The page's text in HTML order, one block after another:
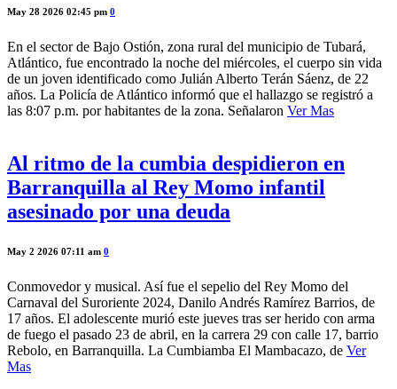
May 28 2026 02:45 pm 0
En el sector de Bajo Ostión, zona rural del municipio de Tubará,
Atlántico, fue encontrado la noche del miércoles, el cuerpo sin vida
de un joven identificado como Julián Alberto Terán Sáenz, de 22
años. La Policía de Atlántico informó que el hallazgo se registró a
las 8:07 p.m. por habitantes de la zona. Señalaron Ver Mas
Al ritmo de la cumbia despidieron en
Barranquilla al Rey Momo infantil
asesinado por una deuda
May 2 2026 07:11 am 0
Conmovedor y musical. Así fue el sepelio del Rey Momo del
Carnaval del Suroriente 2024, Danilo Andrés Ramírez Barrios, de
17 años. El adolescente murió este jueves tras ser herido con arma
de fuego el pasado 23 de abril, en la carrera 29 con calle 17, barrio
Rebolo, en Barranquilla. La Cumbiamba El Mambacazo, de Ver
Mas